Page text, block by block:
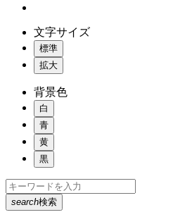
文字サイズ
標準
拡大
背景色
白
青
黄
黒
search検索